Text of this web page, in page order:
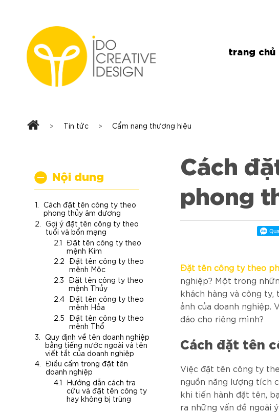
trang chủ
> Tin tức > Cẩm nang thương hiệu
Nội dung
Cách đặt tên công ty theo
phong thủy âm dương
Gợi ý đặt tên công ty theo
tuổi và bổn mạng
Đặt tên công ty theo
mệnh Kim
Đặt tên công ty theo
mệnh Mộc
Đặt tên công ty theo
mệnh Thủy
Đặt tên công ty theo
mệnh Hỏa
Đặt tên công ty theo
mệnh Thổ
Quy định về tên doanh nghiệp
bằng tiếng nước ngoài và tên
viết tắt của doanh nghiệp
Điều cấm trong đặt tên
doanh nghiệp
Hướng dẫn cách tra
cứu và đặt tên công ty
hay không bị trùng
Cách
phong
Đặt tên công ty theo
nghiệp? Một trong
khách hàng và công
ảnh của doanh nghiệp.
đáo cho riêng mình?
Cách đặt tên
Việc đặt tên công ty
nguồn năng lượng tích
khi tiến hành đặt tên,
ra những vấn đề ngoài